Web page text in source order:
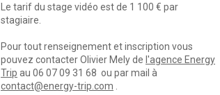
Le tarif du stage vidéo est de 1 100 € par
stagiaire.
Pour tout renseignement et inscription vous
pouvez contacter Olivier Mely de l'agence Energy
Trip au 06 07 09 31 68 ou par mail à
contact@energy-trip.com